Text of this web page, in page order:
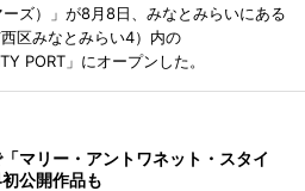
ズ）」が8月8日、みなとみらいにある
区みなとみらい4）内の
PORT」にオープンした。
マリー・アントワネット・スタイ
公開作品も